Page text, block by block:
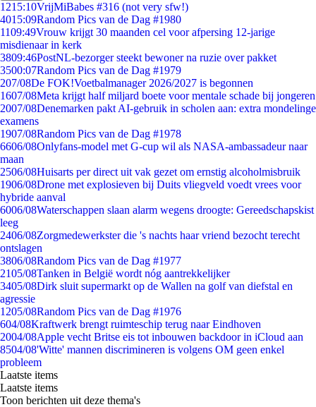
1215:10VrijMiBabes #316 (not very sfw!)
4015:09Random Pics van de Dag #1980
1109:49Vrouw krijgt 30 maanden cel voor afpersing 12-jarige
misdienaar in kerk
3809:46PostNL-bezorger steekt bewoner na ruzie over pakket
3500:07Random Pics van de Dag #1979
207/08De FOK!Voetbalmanager 2026/2027 is begonnen
1607/08Meta krijgt half miljard boete voor mentale schade bij jongeren
2007/08Denemarken pakt AI-gebruik in scholen aan: extra mondelinge
examens
1907/08Random Pics van de Dag #1978
6606/08Onlyfans-model met G-cup wil als NASA-ambassadeur naar
maan
2506/08Huisarts per direct uit vak gezet om ernstig alcoholmisbruik
1906/08Drone met explosieven bij Duits vliegveld voedt vrees voor
hybride aanval
6006/08Waterschappen slaan alarm wegens droogte: Gereedschapskist
leeg
2406/08Zorgmedewerkster die 's nachts haar vriend bezocht terecht
ontslagen
3806/08Random Pics van de Dag #1977
2105/08Tanken in België wordt nóg aantrekkelijker
3405/08Dirk sluit supermarkt op de Wallen na golf van diefstal en
agressie
1205/08Random Pics van de Dag #1976
604/08Kraftwerk brengt ruimteschip terug naar Eindhoven
2004/08Apple vecht Britse eis tot inbouwen backdoor in iCloud aan
8504/08'Witte' mannen discrimineren is volgens OM geen enkel
probleem
Laatste items
Laatste items
Toon berichten uit deze thema's